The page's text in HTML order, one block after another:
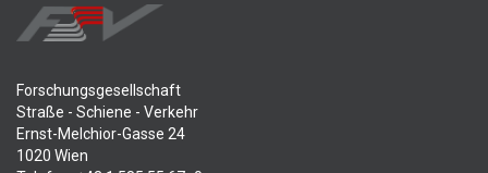
Forschungsgesellschaft
Straße - Schiene - Verkehr
Ernst-Melchior-Gasse 24
1020 Wien